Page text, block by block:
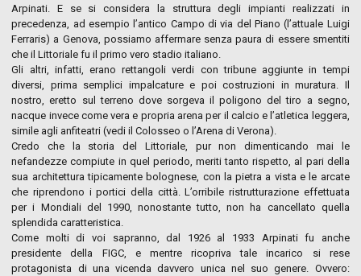
Arpinati. E se si considera la struttura degli impianti realizzati in
precedenza, ad esempio l’antico Campo di via del Piano (l’attuale Luigi
Ferraris) a Genova, possiamo affermare senza paura di essere smentiti
che il Littoriale fu il primo vero stadio italiano.
Gli altri, infatti, erano rettangoli verdi con tribune aggiunte in tempi
diversi, prima semplici impalcature e poi costruzioni in muratura. Il
nostro, eretto sul terreno dove sorgeva il poligono del tiro a segno,
nacque invece come vera e propria arena per il calcio e l’atletica leggera,
simile agli anfiteatri (vedi il Colosseo o l’Arena di Verona).
Credo che la storia del Littoriale, pur non dimenticando mai le
nefandezze compiute in quel periodo, meriti tanto rispetto, al pari della
sua architettura tipicamente bolognese, con la pietra a vista e le arcate
che riprendono i portici della città. L’orribile ristrutturazione effettuata
per i Mondiali del 1990, nonostante tutto, non ha cancellato quella
splendida caratteristica.
Come molti di voi sapranno, dal 1926 al 1933 Arpinati fu anche
presidente della FIGC, e mentre ricopriva tale incarico si rese
protagonista di una vicenda davvero unica nel suo genere. Ovvero: